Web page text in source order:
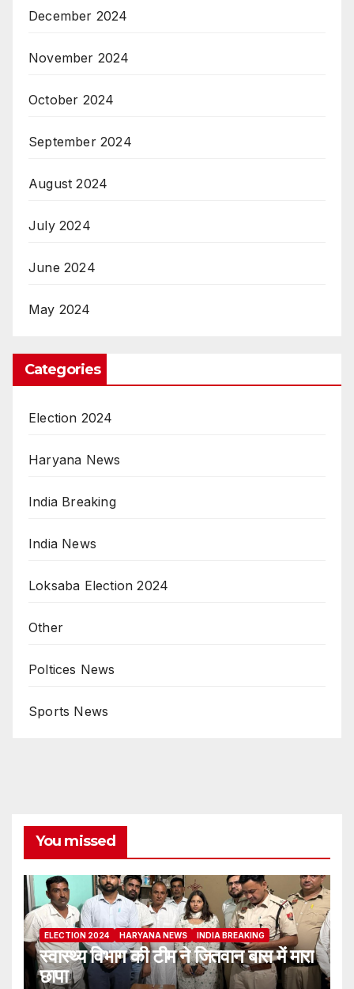
December 2024
November 2024
October 2024
September 2024
August 2024
July 2024
June 2024
May 2024
Categories
Election 2024
Haryana News
India Breaking
India News
Loksaba Election 2024
Other
Poltices News
Sports News
You missed
ELECTION 2024 HARYANA NEWS INDIA BREAKING
स्वास्थ्य विभाग की टीम ने जितवान बास में मारा
छापा